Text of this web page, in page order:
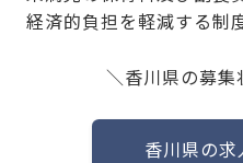
経済的負担を軽減する制
＼香川県の募集
香川県の求